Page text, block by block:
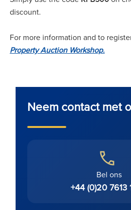
discount.
For more information and to
Property Auction Workshop.
Neem contact met
Bel ons
+44 (0)20 7613